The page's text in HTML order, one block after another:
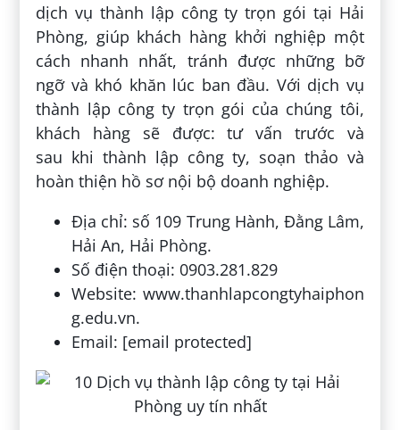
dịch vụ thành lập công ty trọn gói tại Hải
Phòng, giúp khách hàng khởi nghiệp một
cách nhanh nhất, tránh được những bỡ
ngỡ và khó khăn lúc ban đầu. Với dịch vụ
thành lập công ty trọn gói của chúng tôi,
khách hàng sẽ được: tư vấn trước và
sau khi thành lập công ty, soạn thảo và
hoàn thiện hồ sơ nội bộ doanh nghiệp.
Địa chỉ: số 109 Trung Hành, Đằng Lâm,
Hải An, Hải Phòng.
Số điện thoại: 0903.281.829
Website: www.thanhlapcongtyhaiphon
g.edu.vn.
Email: [email protected]